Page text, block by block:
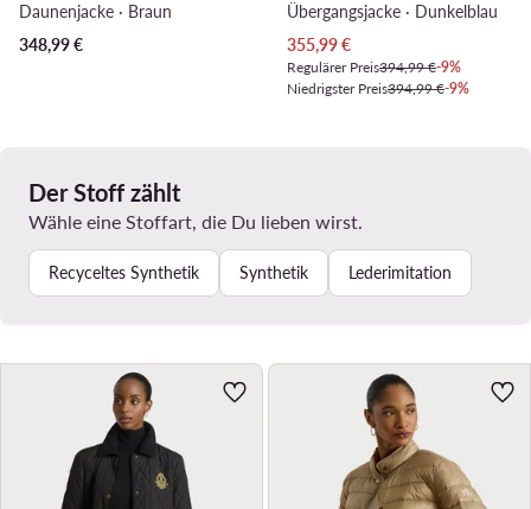
Daunenjacke · Braun
348,99€
Übergangsjacke · Dunkelblau
Aktueller Preis
355,99€
Regulärer Preis394,99 €-9%
Niedrigster Preis394,99 €-9%
Der Stoff zählt
Wähle eine Stoffart, die Du lieben wirst.
Recyceltes Synthetik Synthetik Lederimitation